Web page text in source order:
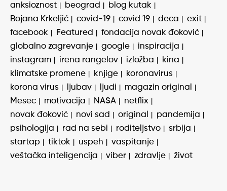
anksioznost beograd
blog kutak
Bojana Krkeljić
covid-19 covid 19 deca
exit
facebook
Featured
fondacija novak đoković
globalno zagrevanje
google
inspiracija
instagram
irena rangelov izložba
kina
klimatske promene
knjige
koronavirus
korona virus
ljubav ljudi
magazin original
Mesec
motivacija NASA
netflix
novak đoković
novi sad original
pandemija
psihologija
rad na sebi roditeljstvo
srbija
startap
tiktok uspeh
vaspitanje
veštačka inteligencija
viber zdravlje život